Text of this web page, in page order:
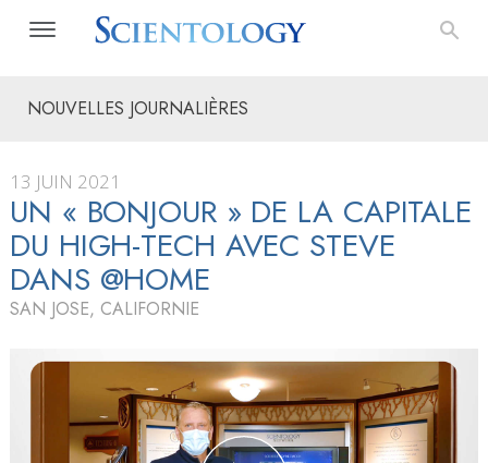
NOUVELLES JOURNALIÈRES
13 JUIN 2021
UN « BONJOUR » DE LA CAPITALE
DU HIGH-TECH AVEC STEVE
DANS @HOME
SAN JOSE, CALIFORNIE